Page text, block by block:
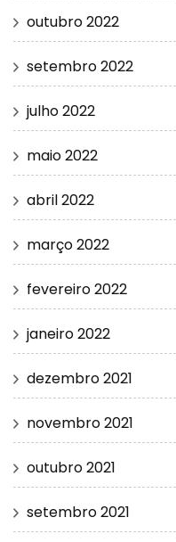
outubro 2022
setembro 2022
julho 2022
maio 2022
abril 2022
março 2022
fevereiro 2022
janeiro 2022
dezembro 2021
novembro 2021
outubro 2021
setembro 2021